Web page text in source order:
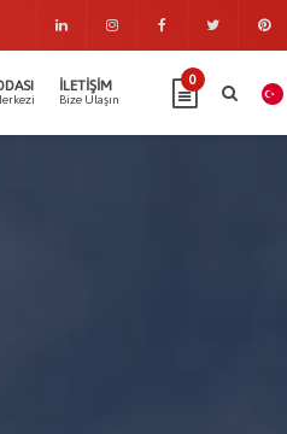
0
İLETIŞIM
Bize Ulaşın